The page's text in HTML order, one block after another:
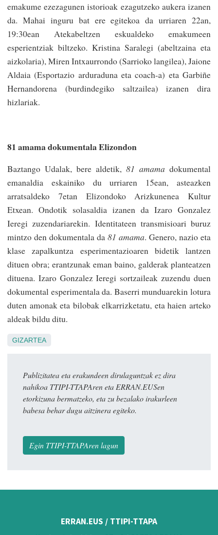
emakume ezezagunen istorioak ezagutzeko aukera izanen
da. Mahai inguru bat ere egitekoa da urriaren 22an,
19:30ean Atekabeltzen eskualdeko emakumeen
esperientziak biltzeko. Kristina Saralegi (abeltzaina eta
aizkolaria), Miren Intxaurrondo (Sarrioko langilea), Jaione
Aldaia (Esportazio arduraduna eta coach-a) eta Garbiñe
Hernandorena (burdindegiko saltzailea) izanen dira
hizlariak.
81 amama dokumentala Elizondon
Baztango Udalak, bere aldetik, 81 amama dokumental
emanaldia eskainiko du urriaren 15ean, asteazken
arratsaldeko 7etan Elizondoko Arizkunenea Kultur
Etxean. Ondotik solasaldia izanen da Izaro Gonzalez
Ieregi zuzendariarekin. Identitateen transmisioari buruz
mintzo den dokumentala da 81 amama. Genero, nazio eta
klase zapalkuntza esperimentazioaren bidetik lantzen
dituen obra; erantzunak eman baino, galderak planteatzen
dituena. Izaro Gonzalez Ieregi sortzaileak zuzendu duen
dokumental esperimentala da. Baserri munduarekin lotura
duten amonak eta bilobak elkarrizketatu, eta haien arteko
aldeak bildu ditu.
GIZARTEA
Publizitatea eta erakundeen dirulaguntzak ez dira
nahikoa TTIPI-TTAPAren eta ERRAN.EUSen
etorkizuna bermatzeko, eta zu bezalako irakurleen
babesa behar dugu aitzinera egiteko.
Egin TTIPI-TTAPAren lagun
ERRAN.EUS / TTIPI-TTAPA